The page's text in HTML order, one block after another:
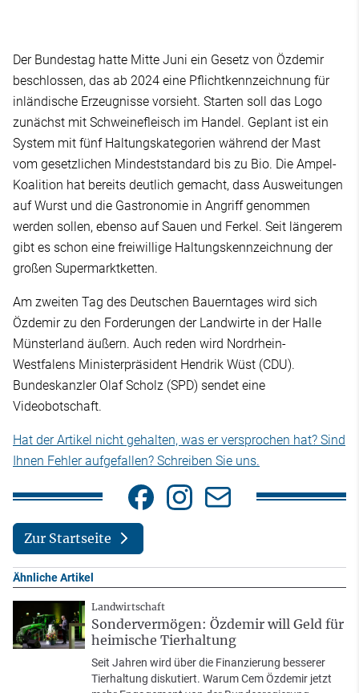
Der Bundestag hatte Mitte Juni ein Gesetz von Özdemir
beschlossen, das ab 2024 eine Pflichtkennzeichnung für
inländische Erzeugnisse vorsieht. Starten soll das Logo
zunächst mit Schweinefleisch im Handel. Geplant ist ein
System mit fünf Haltungskategorien während der Mast
vom gesetzlichen Mindeststandard bis zu Bio. Die Ampel-
Koalition hat bereits deutlich gemacht, dass Ausweitungen
auf Wurst und die Gastronomie in Angriff genommen
werden sollen, ebenso auf Sauen und Ferkel. Seit längerem
gibt es schon eine freiwillige Haltungskennzeichnung der
großen Supermarktketten.
Am zweiten Tag des Deutschen Bauerntages wird sich
Özdemir zu den Forderungen der Landwirte in der Halle
Münsterland äußern. Auch reden wird Nordrhein-
Westfalens Ministerpräsident Hendrik Wüst (CDU).
Bundeskanzler Olaf Scholz (SPD) sendet eine
Videobotschaft.
Hat der Artikel nicht gehalten, was er versprochen hat? Sind
Ihnen Fehler aufgefallen? Schreiben Sie uns.
Zur Startseite
Ähnliche Artikel
Landwirtschaft
Sondervermögen: Özdemir will Geld für
heimische Tierhaltung
Seit Jahren wird über die Finanzierung besserer
Tierhaltung diskutiert. Warum Cem Özdemir jetzt